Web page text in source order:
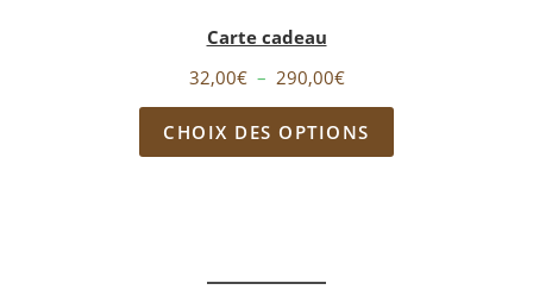
Carte cadeau
32,00€ – 290,00€Plage
de
prix :
CHOIX DES OPTIONS